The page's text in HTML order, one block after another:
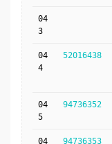
04
3
04
4
52016438
04
5
94736352
04
94736353